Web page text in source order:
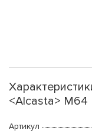
<Alcasta> M64
Артикул